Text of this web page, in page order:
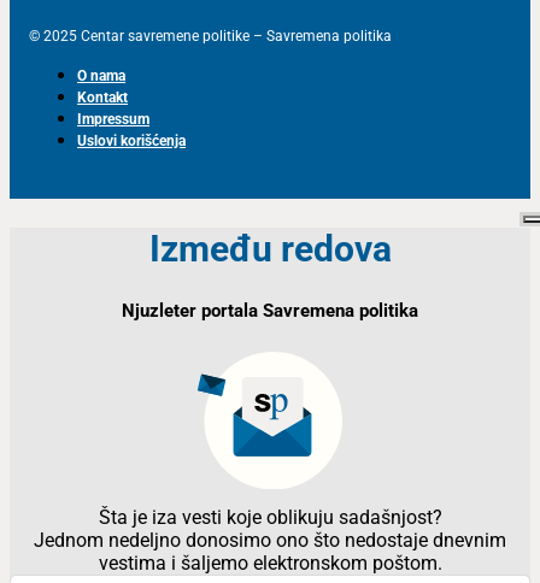
© 2025 Centar savremene politike – Savremena politika
O nama
Kontakt
Impressum
Uslovi korišćenja
Između redova
Njuzleter portala Savremena politika
Šta je iza vesti koje oblikuju sadašnjost?
Jednom nedeljno donosimo ono što nedostaje dnevnim
vestima i šaljemo elektronskom poštom.